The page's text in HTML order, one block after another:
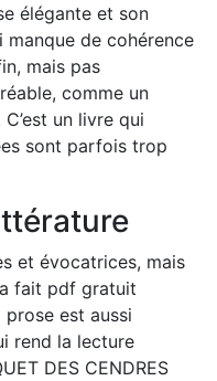
élégante et son
manque de cohérence
mais pas
comme un
un livre qui
sont parfois trop
et évocatrices, mais
fait pdf gratuit
est aussi
rend la lecture
DES CENDRES